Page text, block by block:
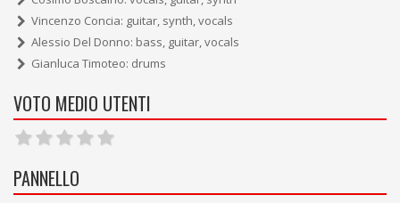
Vincenzo Concia: guitar, synth, vocals
Alessio Del Donno: bass, guitar, vocals
Gianluca Timoteo: drums
VOTO MEDIO UTENTI
PANNELLO